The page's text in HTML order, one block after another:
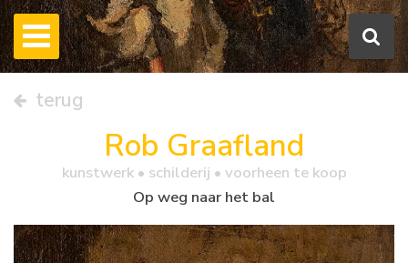
terug
Rob Graafland
kunstwerk • schilderij • voorheen te koop
Op weg naar het bal